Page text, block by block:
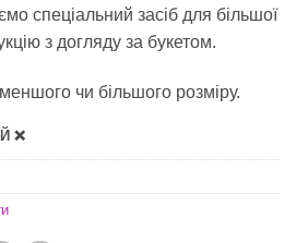
спеціальний засіб для більшої
з догляду за букетом.
чи більшого розміру.
❌